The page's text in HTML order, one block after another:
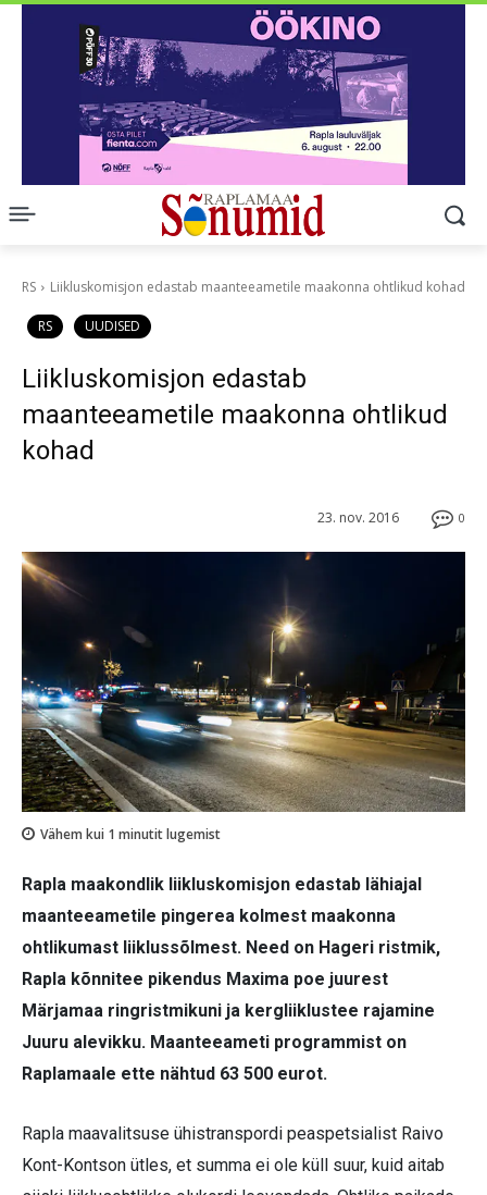
RS Liikluskomisjon edastab maanteeametile maakonna ohtlikud kohad
RS UUDISED
Liikluskomisjon edastab
maanteeametile maakonna ohtlikud
kohad
0
23. nov. 2016
Vähem kui 1 minutit lugemist
Rapla maakondlik liikluskomisjon edastab lähiajal
maanteeametile pingerea kolmest maakonna
ohtlikumast liiklussõlmest. Need on Hageri ristmik,
Rapla kõnnitee pikendus Maxima poe juurest
Märjamaa ringristmikuni ja kergliiklustee rajamine
Juuru alevikku. Maanteeameti programmist on
Raplamaale ette nähtud 63 500 eurot.
Rapla maavalitsuse ühistranspordi peaspetsialist Raivo
Kont-Kontson ütles, et summa ei ole küll suur, kuid aitab